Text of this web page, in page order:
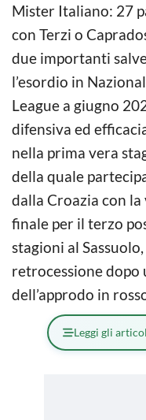
Mister Italiano: 27
con Terzi o
due importanti
l’esordio in
League a giugno
difensiva ed
nella prima vera
della quale
dalla Croazia con
finale per il terzo
stagioni al
retrocessione dopo
dell’approdo in
Leggi gli